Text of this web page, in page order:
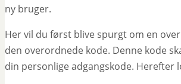
ny bruger.
Her vil du først blive spurgt om en
den overordnede kode. Denne kode
din personlige adgangskode. Herefter